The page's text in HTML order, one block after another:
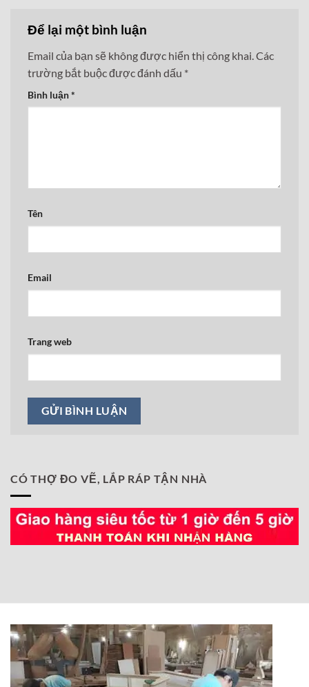
Để lại một bình luận
Email của bạn sẽ không được hiển thị công khai. Các
trường bắt buộc được đánh dấu *
Bình luận*
Tên
Email
Trang web
CÓ THỢ ĐO VẼ, LẮP RÁP TẬN NHÀ